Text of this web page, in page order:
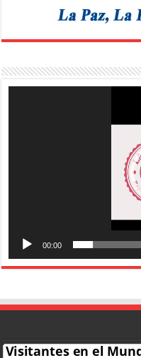
00:00